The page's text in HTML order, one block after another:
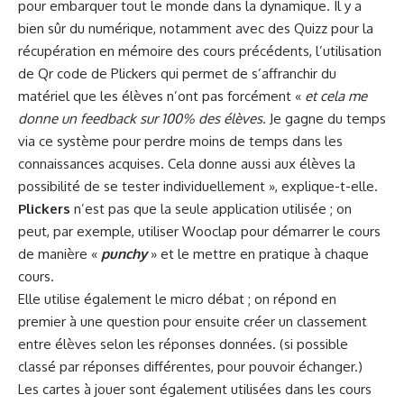
pour embarquer tout le monde dans la dynamique. Il y a
bien sûr du numérique, notamment avec des Quizz pour la
récupération en mémoire des cours précédents, l’utilisation
de Qr code de Plickers qui permet de s’affranchir du
matériel que les élèves n’ont pas forcément « et cela me
donne un feedback sur 100% des élèves. Je gagne du temps
via ce système pour perdre moins de temps dans les
connaissances acquises. Cela donne aussi aux élèves la
possibilité de se tester individuellement », explique-t-elle.
Plickers n’est pas que la seule application utilisée ; on
peut, par exemple, utiliser Wooclap pour démarrer le cours
de manière « punchy» et le mettre en pratique à chaque
cours.
Elle utilise également le micro débat ; on répond en
premier à une question pour ensuite créer un classement
entre élèves selon les réponses données. (si possible
classé par réponses différentes, pour pouvoir échanger.)
Les cartes à jouer sont également utilisées dans les cours